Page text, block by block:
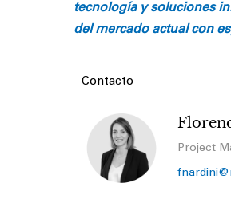
tecnología y soluciones
del mercado actual con
Contacto
Project